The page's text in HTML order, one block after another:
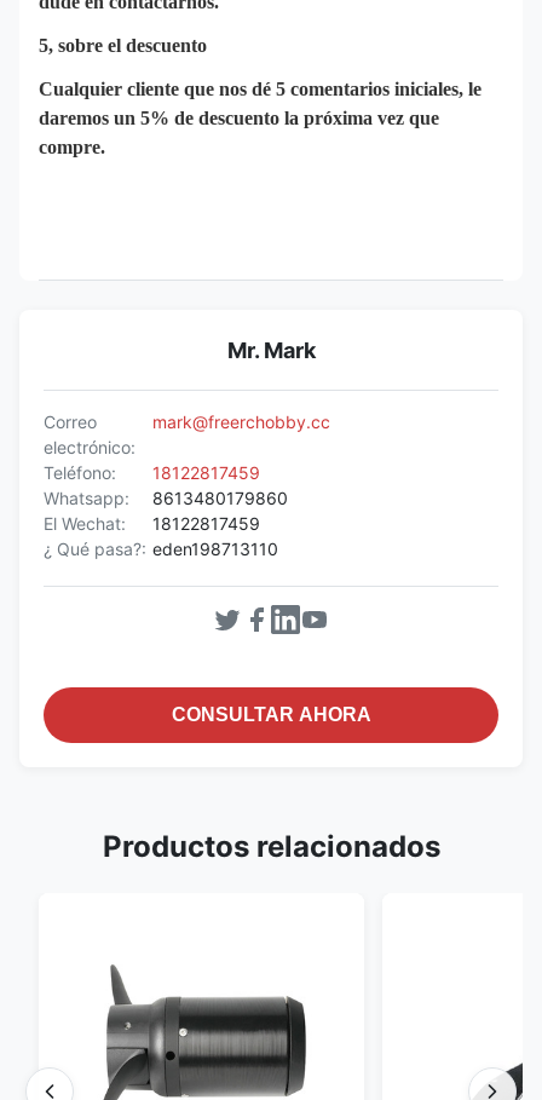
5, sobre el descuento
Cualquier cliente que nos dé 5 comentarios iniciales, le
daremos un 5% de descuento la próxima vez que
compre.
Mr. Mark
Correo
electrónico:
mark@freerchobby.cc
Teléfono:
18122817459
Whatsapp:
8613480179860
El Wechat:
18122817459
¿ Qué pasa?: eden198713110
CONSULTAR AHORA
Productos relacionados